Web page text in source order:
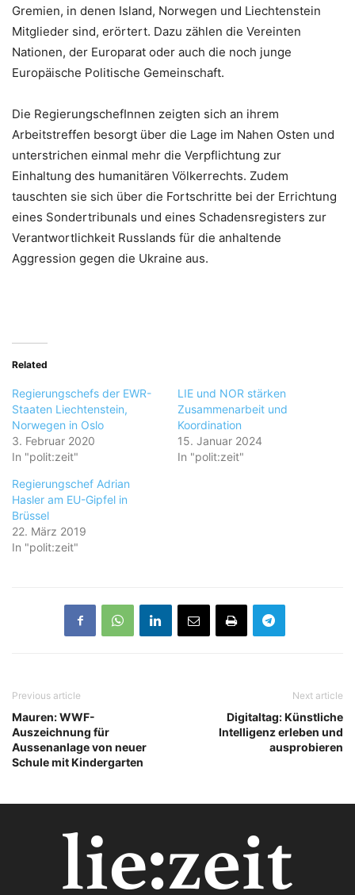
Gremien, in denen Island, Norwegen und Liechtenstein
Mitglieder sind, erörtert. Dazu zählen die Vereinten
Nationen, der Europarat oder auch die noch junge
Europäische Politische Gemeinschaft.
Die RegierungschefInnen zeigten sich an ihrem
Arbeitstreffen besorgt über die Lage im Nahen Osten und
unterstrichen einmal mehr die Verpflichtung zur
Einhaltung des humanitären Völkerrechts. Zudem
tauschten sie sich über die Fortschritte bei der Errichtung
eines Sondertribunals und eines Schadensregisters zur
Verantwortlichkeit Russlands für die anhaltende
Aggression gegen die Ukraine aus.
Related
Regierungschefs der EWR-
Staaten Liechtenstein,
Norwegen in Oslo
3. Februar 2020
In "polit:zeit"
LIE und NOR stärken
Zusammenarbeit und
Koordination
15. Januar 2024
In "polit:zeit"
Regierungschef Adrian
Hasler am EU-Gipfel in
Brüssel
22. März 2019
In "polit:zeit"
Previous article
Mauren: WWF-
Auszeichnung für
Aussenanlage von neuer
Schule mit Kindergarten
Next article
Digitaltag: Künstliche
Intelligenz erleben und
ausprobieren